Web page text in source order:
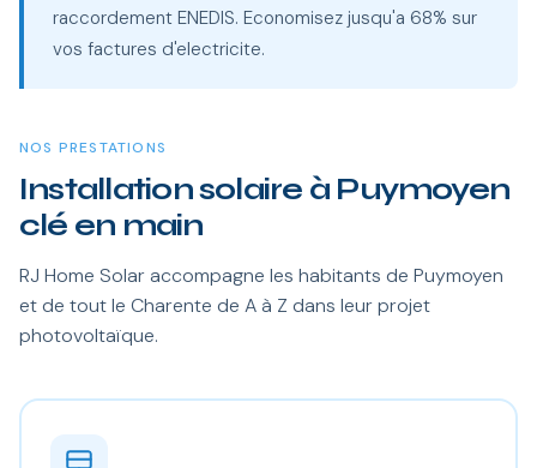
raccordement ENEDIS. Economisez jusqu'a 68% sur
vos factures d'electricite.
NOS PRESTATIONS
Installation solaire à Puymoyen
clé en main
RJ Home Solar accompagne les habitants de Puymoyen
et de tout le Charente de A à Z dans leur projet
photovoltaïque.